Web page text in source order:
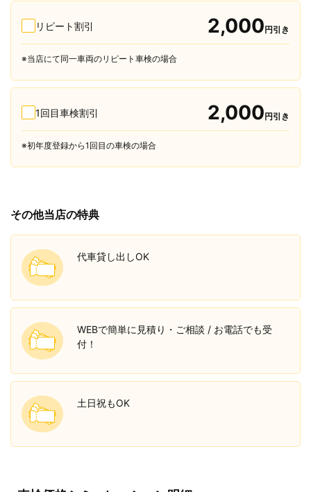
リピート割引 2,000円引き
※当店にて同一車両のリピート車検の場合
1回目車検割引 2,000円引き
※初年度登録から1回目の車検の場合
その他当店の特典
代車貸し出しOK
WEBで簡単に見積り・ご相談 / お電話でも受
付！
土日祝もOK